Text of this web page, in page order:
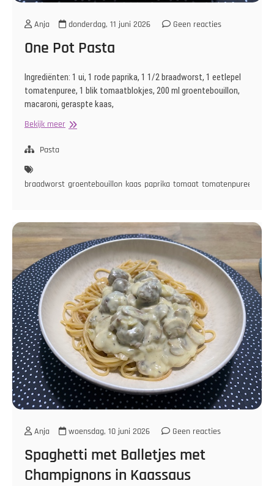
Anja donderdag, 11 juni 2026 Geen reacties
One Pot Pasta
Ingrediënten: 1 ui, 1 rode paprika, 1 1/2 braadworst, 1 eetlepel
tomatenpuree, 1 blik tomaatblokjes, 200 ml groentebouillon,
macaroni, geraspte kaas,
Bekijk meerOne
Pasta
braadworst groentebouillon kaas paprika tomaat tomatenpuree
Anja woensdag, 10 juni 2026 Geen reacties
Spaghetti met Balletjes met
Champignons in Kaassaus